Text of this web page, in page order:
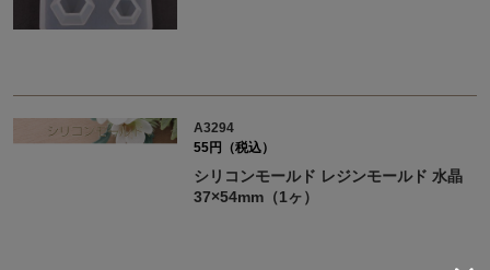
A3294
55円（税込）
シリコンモールド レジンモールド 水晶
37×54mm（1ヶ）